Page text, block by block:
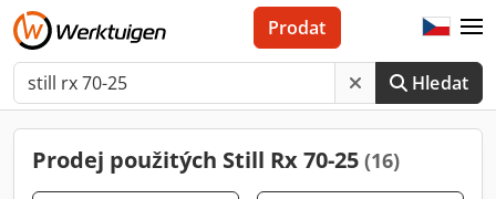
Hledat
Prodat
Prodej použitých Still Rx 70-25 (16)